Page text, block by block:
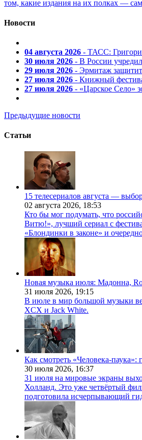
том, какие издания на их полках —
Новости
04 августа 2026 - ТАСС:
30 июля 2026 - В России
29 июля 2026 - Эрмитаж
27 июля 2026 - Книжный
27 июля 2026 - «Царское Село»
Предыдущие новости
Статьи
15 телесериалов августа —
02 августа 2026, 18:53
Кто бы мог подумать, что
Витю!», лучший сериал с
«Блондинки в законе» и
Новая музыка июля: Мадонна,
31 июля 2026, 19:15
В июле в мир большой музыки
XCX и Jack White.
Как смотреть «Человека-
30 июля 2026, 16:37
31 июля на мировые экраны
Холланд. Это уже четвёртый
подготовила исчерпывающий